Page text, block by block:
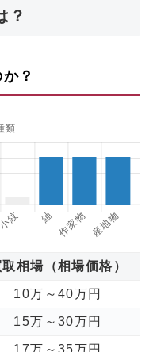
？
？
取相場（相場価格）
10万～40万円
15万～30万円
17万～35万円